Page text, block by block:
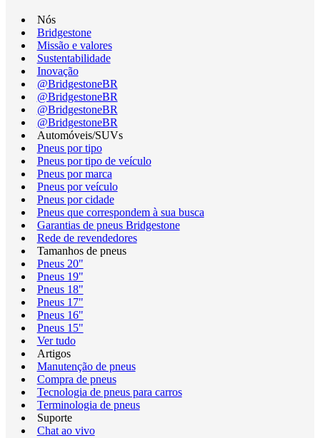
Nós
Bridgestone
Missão e valores
Sustentabilidade
Inovação
@BridgestoneBR
@BridgestoneBR
@BridgestoneBR
@BridgestoneBR
Automóveis/SUVs
Pneus por tipo
Pneus por tipo de veículo
Pneus por marca
Pneus por veículo
Pneus por cidade
Pneus que correspondem à sua busca
Garantias de pneus Bridgestone
Rede de revendedores
Tamanhos de pneus
Pneus 20"
Pneus 19"
Pneus 18"
Pneus 17"
Pneus 16"
Pneus 15"
Ver tudo
Artigos
Manutenção de pneus
Compra de pneus
Tecnologia de pneus para carros
Terminologia de pneus
Suporte
Chat ao vivo